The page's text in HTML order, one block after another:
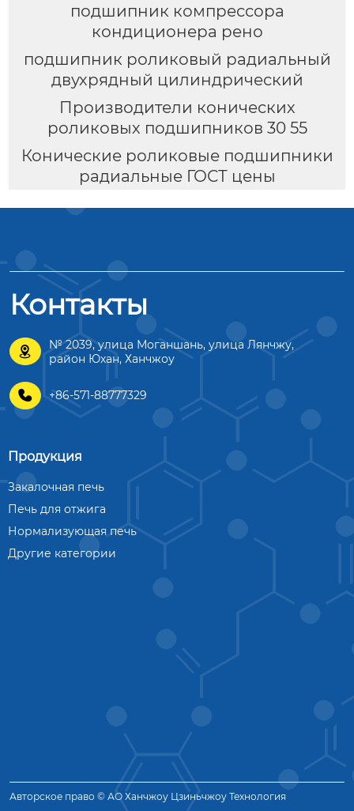
подшипник компрессора
кондиционера рено
подшипник роликовый радиальный
двухрядный цилиндрический
Производители конических
роликовых подшипников 30 55
Конические роликовые подшипники
радиальные ГОСТ цены
Контакты

№ 2039, улица Моганшань, улица Лянчжу,
район Юхан, Ханчжоу
 +86-571-88777329
Продукция
Закалочная печь
Печь для отжига
Нормализующая печь
Другие категории
Авторское право © АО Ханчжоу Цзиньчжоу Технология